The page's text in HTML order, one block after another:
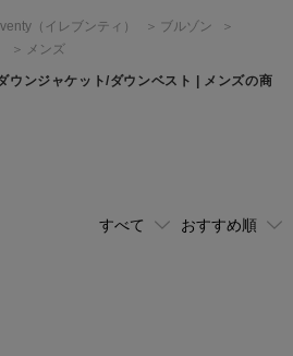
ト
（イレブンティ）
ブルゾン
メンズ
ウンジャケット/ダウンベスト | メンズの商